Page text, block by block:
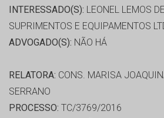
INTERESSADO(S): LEONEL LEMOS
SUPRIMENTOS E EQUIPAMENTOS
ADVOGADO(S): NÃO HÁ
RELATORA: CONS. MARISA
SERRANO
PROCESSO: TC/3769/2016